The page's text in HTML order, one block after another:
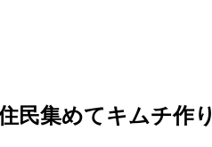
民集めてキムチ作り